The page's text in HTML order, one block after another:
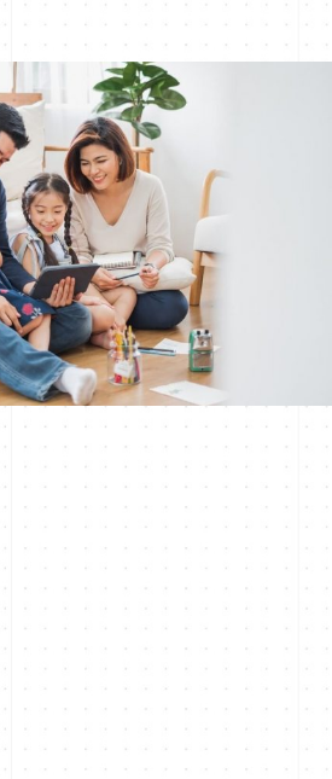
quản lý chất lượng…
Vì thiết kế, thi công, giám sát và quản
trình dài & phức tạp, đòi hỏi tổng hợp
kinh nghiệm trong ngành. Mivicons sẽ
uy tín & tận tâm để Quý khách hàng